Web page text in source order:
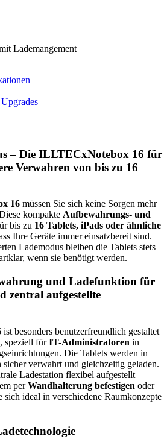
– Die ILLTECxNotebox 16 für
Verwahren von bis zu 16
16 müssen Sie sich keine Sorgen mehr
kompakte Aufbewahrungs- und
bis zu 16 Tablets, iPads oder ähnliche
Ihre Geräte immer einsatzbereit sind.
Lademodus bleiben die Tablets stets
wenn sie benötigt werden.
und Ladefunktion für
zentral aufgestellte
besonders benutzerfreundlich gestaltet
speziell fürIT-Administratoren in
Die Tablets werden in
sicher verwahrt und gleichzeitig geladen.
Ladestation flexibel aufgestellt
perWandhalterung befestigen oder
sich ideal in verschiedene Raumkonzepte